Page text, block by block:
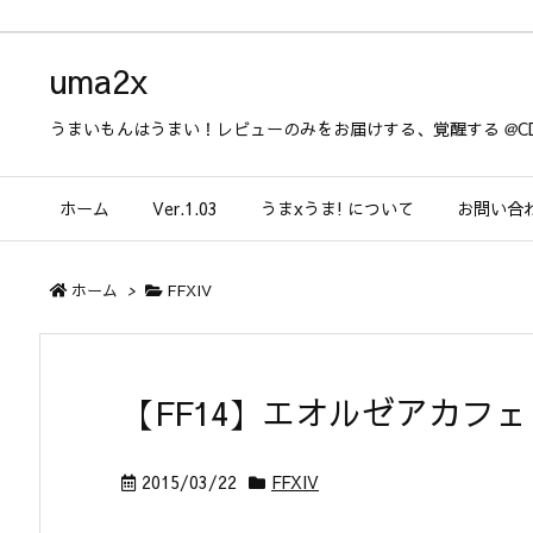
uma2x
うまいもんはうまい！レビューのみをお届けする、覚醒する
ホーム Ver.1.03 うまxうま! について お問い合
ホーム > FFXIV
【FF14】エオルゼアカフ
2015/03/22 FFXIV